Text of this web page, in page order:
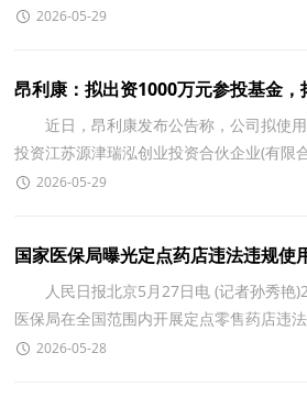
超过880例，单日治疗患者量已突破100人
2026-05-29
昂利康：拟出资1000万元参投基金
近日，昂利康发布公告称，公司拟使
投资江苏源津瑞泓创业投资合伙企业(有
助专业机构的资源优势，深化产业协同，拓
2026-05-29
国家医保局曝光定点药店违法违规使
人民日报北京5月27日电 (记者孙秀艳
医保局在全国范围内开展定点零售药店违
行检查。为强化警示教育，国家医保局27日
2026-05-28